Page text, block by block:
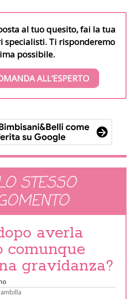
al tuo quesito, fai la tua
specialisti. Ti risponderemo
possibile.
ALL’ESPERTO
STESSO
averla
comunque
gravidanza?